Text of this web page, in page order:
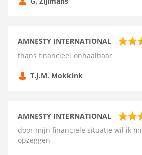
AMNESTY INTERNATIONAL
thans financieel onhaalbaar
T.J.M. Mokkink
AMNESTY INTERNATIONAL
door mijn financiele situatie wil ik
opzeggen